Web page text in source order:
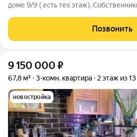
доме 9/9 ( есть тех этаж).
120 м2 с удобной планировкой. В
комнаты (20,20,17 м2) и
Позвонить
9 150 000 ₽
67,8 м² 3-комн. квартира 2 этаж из 13
новостройка